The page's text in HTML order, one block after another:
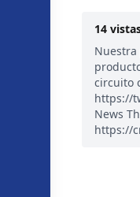
14
circuito
https://
News
https://